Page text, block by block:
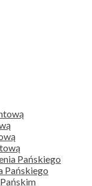
Pańskiego
Pańskiego